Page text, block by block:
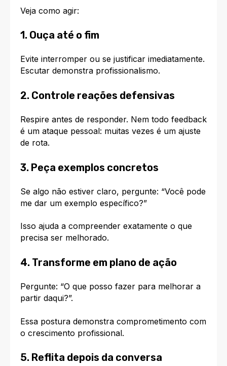
Veja como agir:
1. Ouça até o fim
Evite interromper ou se justificar imediatamente.
Escutar demonstra profissionalismo.
2. Controle reações defensivas
Respire antes de responder. Nem todo feedback
é um ataque pessoal: muitas vezes é um ajuste
de rota.
3. Peça exemplos concretos
Se algo não estiver claro, pergunte: “Você pode
me dar um exemplo específico?”
Isso ajuda a compreender exatamente o que
precisa ser melhorado.
4. Transforme em plano de ação
Pergunte: “O que posso fazer para melhorar a
partir daqui?”.
Essa postura demonstra comprometimento com
o crescimento profissional.
5. Reflita depois da conversa